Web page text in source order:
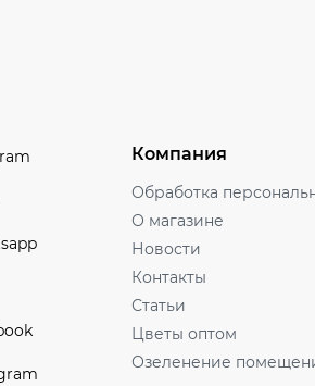
Компания
Обработка
О магазине
Новости
Контакты
Статьи
Цветы оптом
Озеленение